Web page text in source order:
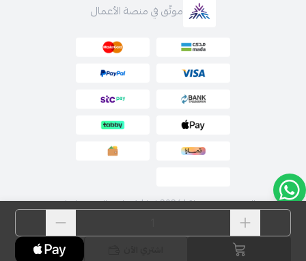
موثّق في منصة الأعمال
الحقوق محفوظة | 2026 لارا | فساتين السهرة اونلاين